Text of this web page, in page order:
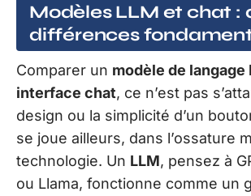
Modèles LLM et chat :
différences
Comparer un modèle de langage
interface chat, ce n’est pas
design ou la simplicité d’un
se joue ailleurs, dans l’ossature
technologie. Un LLM, pensez à
ou Llama, fonctionne comme un